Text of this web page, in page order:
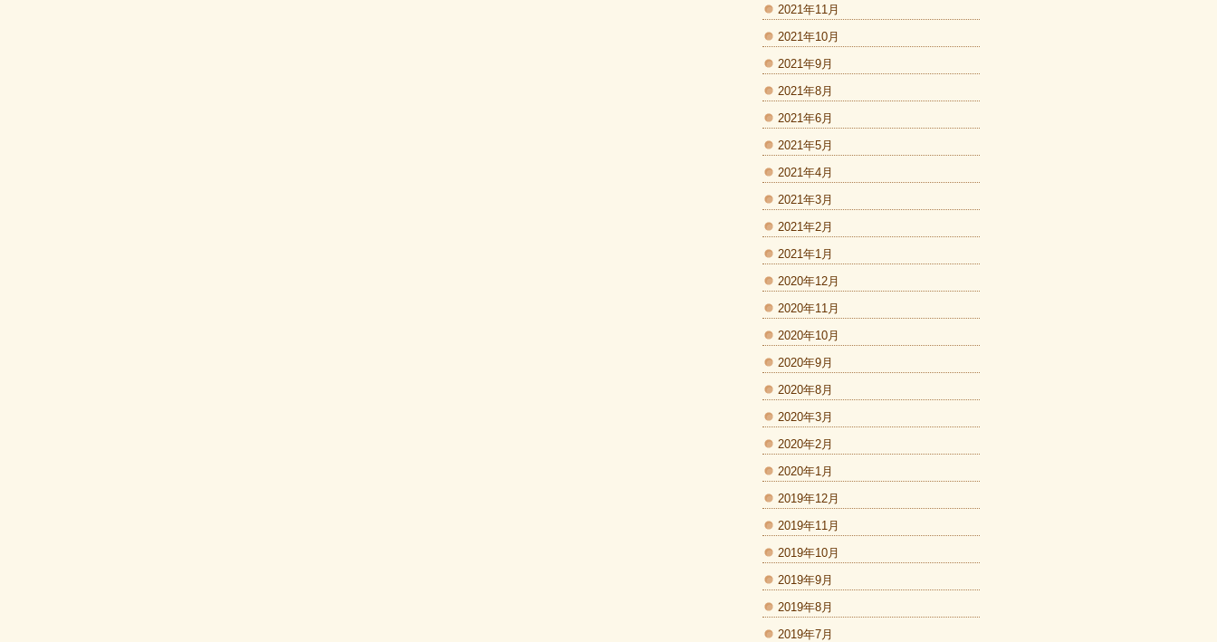
2021年11月
2021年10月
2021年9月
2021年8月
2021年6月
2021年5月
2021年4月
2021年3月
2021年2月
2021年1月
2020年12月
2020年11月
2020年10月
2020年9月
2020年8月
2020年3月
2020年2月
2020年1月
2019年12月
2019年11月
2019年10月
2019年9月
2019年8月
2019年7月